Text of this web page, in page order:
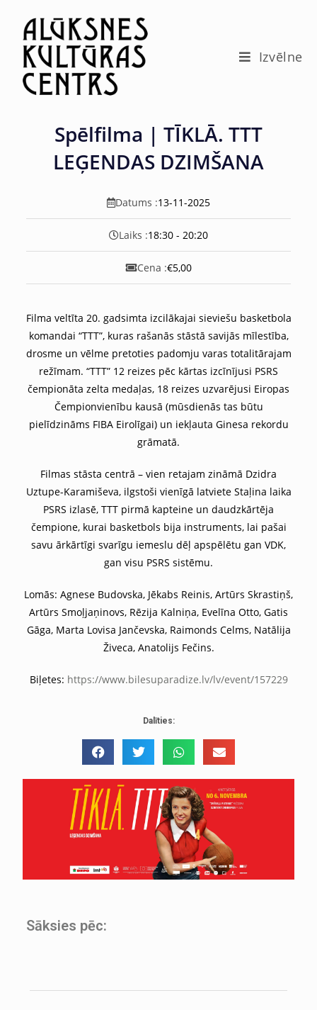
Izvēlne
Spēlfilma | TĪKLĀ. TTT
LEĢENDAS DZIMŠANA
Datums :13-11-2025
Laiks :18:30 - 20:20
Cena :€5,00
Filma veltīta 20. gadsimta izcilākajai sieviešu basketbola
komandai “TTT”, kuras rašanās stāstā savijās mīlestība,
drosme un vēlme pretoties padomju varas totalitārajam
režīmam. “TTT” 12 reizes pēc kārtas izcīnījusi PSRS
čempionāta zelta medaļas, 18 reizes uzvarējusi Eiropas
Čempionvienību kausā (mūsdienās tas būtu
pielīdzināms FIBA Eirolīgai) un iekļauta Ginesa rekordu
grāmatā.
Filmas stāsta centrā – vien retajam zināmā Dzidra
Uztupe-Karamiševa, ilgstoši vienīgā latviete Staļina laika
PSRS izlasē, TTT pirmā kapteine un daudzkārtēja
čempione, kurai basketbols bija instruments, lai pašai
savu ārkārtīgi svarīgu iemeslu dēļ apspēlētu gan VDK,
gan visu PSRS sistēmu.
Lomās: Agnese Budovska, Jēkabs Reinis, Artūrs Skrastiņš,
Artūrs Smoļjaņinovs, Rēzija Kalniņa, Evelīna Otto, Gatis
Gāga, Marta Lovisa Jančevska, Raimonds Celms, Natālija
Živeca, Anatolijs Fečins.
Biļetes: https://www.bilesuparadize.lv/lv/event/157229
Dalīties:
Sāksies pēc: